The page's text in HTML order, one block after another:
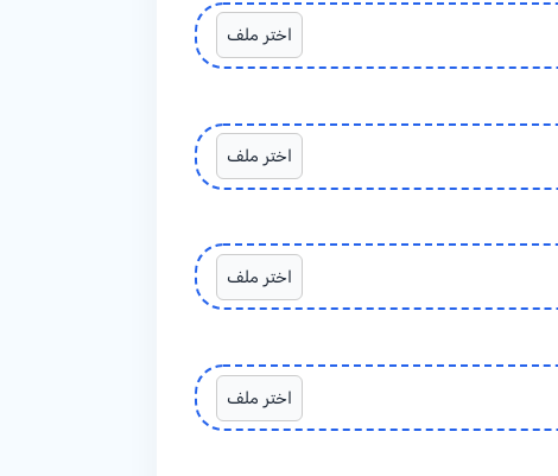
اختر ملف
اختر ملف
اختر ملف
اختر ملف